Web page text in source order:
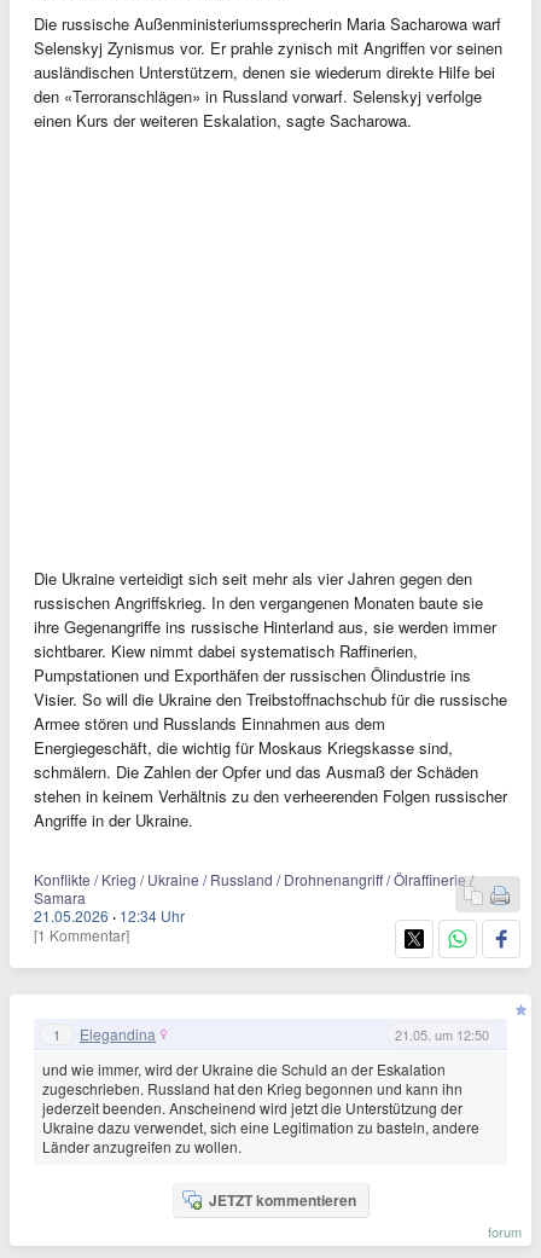
Die russische Außenministeriumssprecherin Maria Sacharowa warf
Selenskyj Zynismus vor. Er prahle zynisch mit Angriffen vor seinen
ausländischen Unterstützern, denen sie wiederum direkte Hilfe bei
den «Terroranschlägen» in Russland vorwarf. Selenskyj verfolge
einen Kurs der weiteren Eskalation, sagte Sacharowa.
Die Ukraine verteidigt sich seit mehr als vier Jahren gegen den
russischen Angriffskrieg. In den vergangenen Monaten baute sie
ihre Gegenangriffe ins russische Hinterland aus, sie werden immer
sichtbarer. Kiew nimmt dabei systematisch Raffinerien,
Pumpstationen und Exporthäfen der russischen Ölindustrie ins
Visier. So will die Ukraine den Treibstoffnachschub für die russische
Armee stören und Russlands Einnahmen aus dem
Energiegeschäft, die wichtig für Moskaus Kriegskasse sind,
schmälern. Die Zahlen der Opfer und das Ausmaß der Schäden
stehen in keinem Verhältnis zu den verheerenden Folgen russischer
Angriffe in der Ukraine.
Konflikte / Krieg / Ukraine / Russland / Drohnenangriff / Ölraffinerie /
Samara
21.05.2026 · 12:34 Uhr
[1 Kommentar]
1 Elegandina 21.05. um 12:50
und wie immer, wird der Ukraine die Schuld an der Eskalation
zugeschrieben. Russland hat den Krieg begonnen und kann ihn
jederzeit beenden. Anscheinend wird jetzt die Unterstützung der
Ukraine dazu verwendet, sich eine Legitimation zu basteln, andere
Länder anzugreifen zu wollen.
JETZT kommentieren
forum